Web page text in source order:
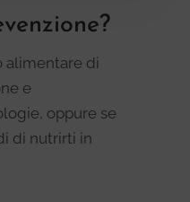
alimentare di
e
oppure se
di nutrirti in